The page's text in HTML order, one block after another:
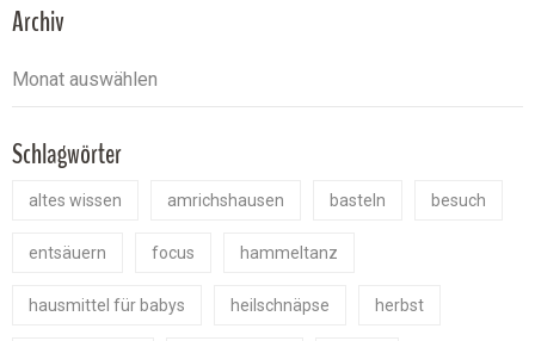
Archiv
Schlagwörter
altes wissen amrichshausen basteln besuch
entsäuern focus hammeltanz
hausmittel für babys heilschnäpse herbst